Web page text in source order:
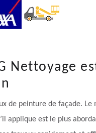
Nettoyage
de peinture de façade.
applique est le plus